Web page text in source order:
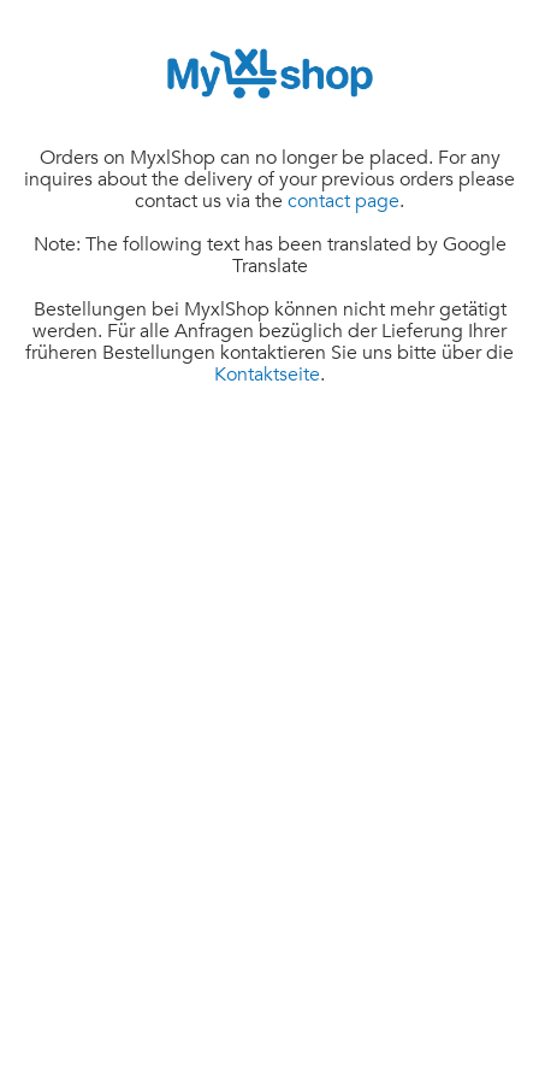
Orders on MyxlShop can no longer be placed. For any
inquires about the delivery of your previous orders please
contact us via the contact page.
Note: The following text has been translated by Google
Translate
Bestellungen bei MyxlShop können nicht mehr getätigt
werden. Für alle Anfragen bezüglich der Lieferung Ihrer
früheren Bestellungen kontaktieren Sie uns bitte über die
Kontaktseite.